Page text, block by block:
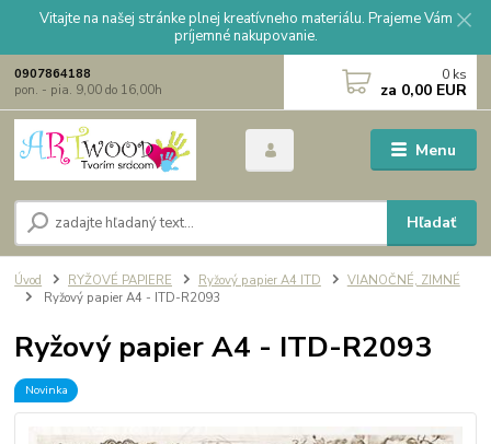
Vitajte na našej stránke plnej kreatívneho materiálu. Prajeme Vám
príjemné nakupovanie.
Menu
Hľadať
0907864188
pon. - pia. 9,00 do 16,00h
0 ks
za 0,00 EUR
Úvod RYŽOVÉ PAPIERE Ryžový papier A4 ITD
VIANOČNÉ, ZIMNÉ
Ryžový papier A4 - ITD-R2093
Ryžový papier A4 - ITD-R2093
Novinka